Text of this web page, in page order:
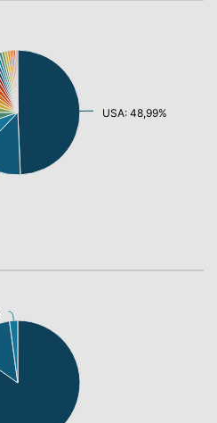
USA: 48,99%